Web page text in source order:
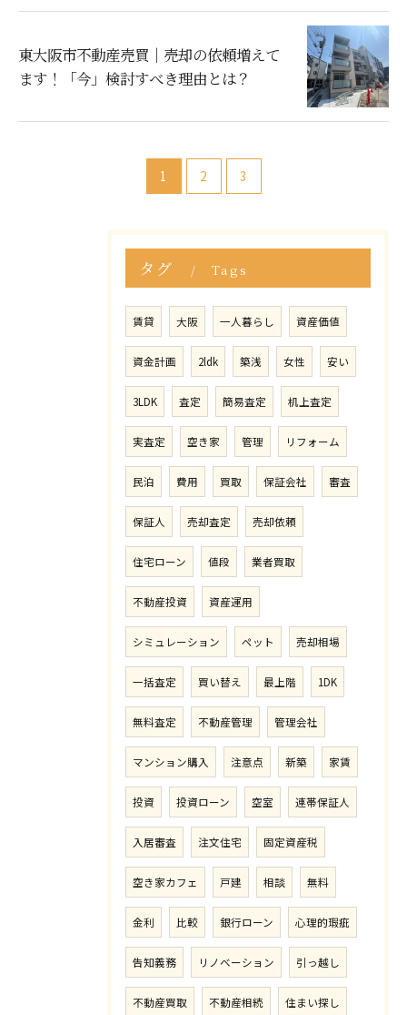
東大阪市不動産売買｜売却の依頼増えて
ます！「今」検討すべき理由とは？
1 2 3
タグ Tags
賃貸 大阪 一人暮らし 資産価値
資金計画 2ldk 築浅 女性 安い
3LDK 査定 簡易査定 机上査定
実査定 空き家 管理 リフォーム
民泊 費用 買取 保証会社 審査
保証人 売却査定 売却依頼
住宅ローン 値段 業者買取
不動産投資 資産運用
シミュレーション ペット 売却相場
一括査定 買い替え 最上階 1DK
無料査定 不動産管理 管理会社
マンション購入 注意点 新築 家賃
投資 投資ローン 空室 連帯保証人
入居審査 注文住宅 固定資産税
空き家カフェ 戸建 相談 無料
金利 比較 銀行ローン 心理的瑕疵
告知義務 リノベーション 引っ越し
不動産買取 不動産相続 住まい探し